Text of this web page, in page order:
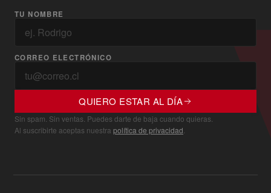
TU NOMBRE
CORREO ELECTRÓNICO
QUIERO ESTAR AL DÍA
Sin spam. Sin ventas. Puedes darte de baja cuando quieras.
Al suscribirte aceptas nuestra política de privacidad